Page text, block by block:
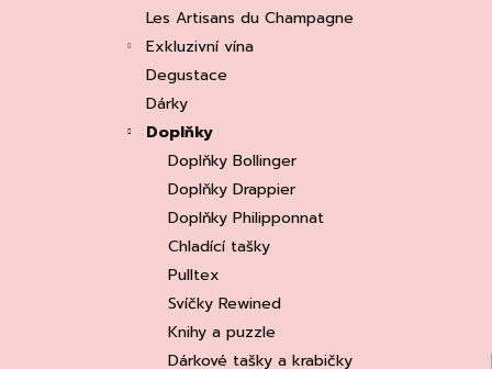
Les Artisans du Champagne
Exkluzivní vína
Degustace
Dárky
Doplňky
Doplňky Bollinger
Doplňky Drappier
Doplňky Philipponnat
Chladící tašky
Pulltex
Svíčky Rewined
Knihy a puzzle
Dárkové tašky a krabičky
ASOLO PROSECCO SUPERIORE DOCG
BRUT, MARTIGNAGO
253 Kč
Původně: 335 Kč